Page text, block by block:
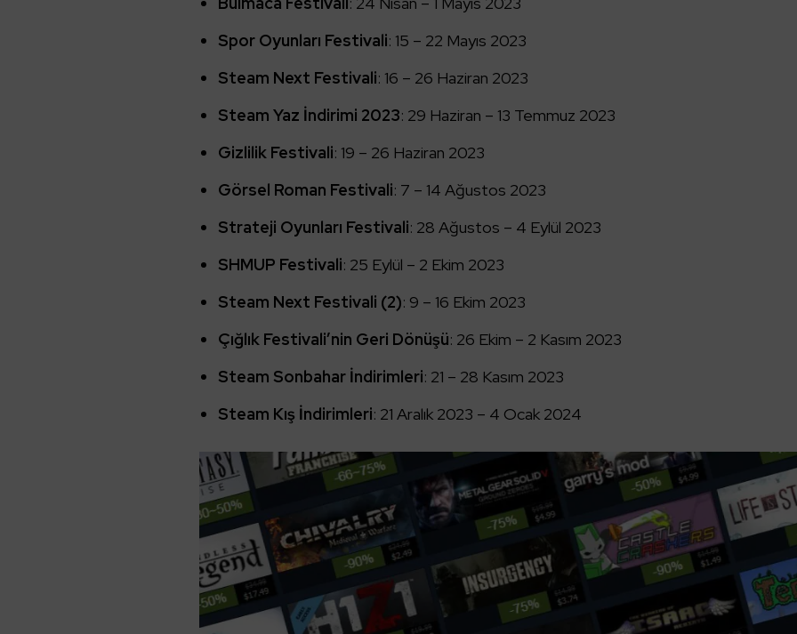
Spor Oyunları Festivali: 15 – 22 Mayıs 2023
Steam Next Festivali: 16 – 26 Haziran 2023
Steam Yaz İndirimi 2023: 29 Haziran – 13 Temmuz 2023
Gizlilik Festivali: 19 – 26 Haziran 2023
Görsel Roman Festivali: 7 – 14 Ağustos 2023
Strateji Oyunları Festivali: 28 Ağustos – 4 Eylül 2023
SHMUP Festivali: 25 Eylül – 2 Ekim 2023
Steam Next Festivali (2): 9 – 16 Ekim 2023
Çığlık Festivali’nin Geri Dönüşü: 26 Ekim – 2 Kasım 2023
Steam Sonbahar İndirimleri: 21 – 28 Kasım 2023
Steam Kış İndirimleri: 21 Aralık 2023 – 4 Ocak 2024